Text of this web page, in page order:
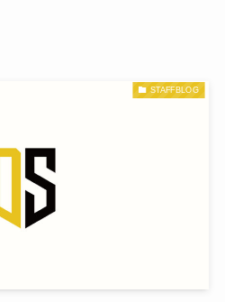
STAFFBLOG